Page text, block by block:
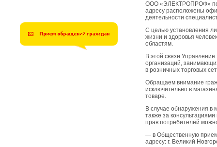
ООО «ЭЛЕКТРОПРОФ» по
адресу расположены
деятельности
С целью установления
жизни и здоровья
областям.
В этой связи
организаций,
в розничных торговых
Обращаем внимание
исключительно в
товаре.
В случае обнаружения в
также за
прав потребителей
— в Общественную
адресу: г. Великий